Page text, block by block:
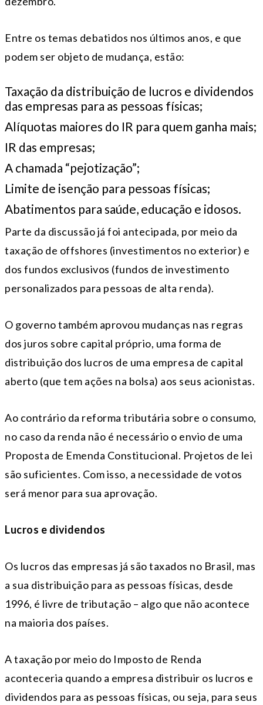
Entre os temas debatidos nos últimos anos, e que
podem ser objeto de mudança, estão:
Taxação da distribuição de lucros e dividendos
das empresas para as pessoas físicas;
Alíquotas maiores do IR para quem ganha mais;
IR das empresas;
A chamada “pejotização”;
Limite de isenção para pessoas físicas;
Abatimentos para saúde, educação e idosos.
Parte da discussão já foi antecipada, por meio da
taxação de offshores (investimentos no exterior) e
dos fundos exclusivos (fundos de investimento
personalizados para pessoas de alta renda).
O governo também aprovou mudanças nas regras
dos juros sobre capital próprio, uma forma de
distribuição dos lucros de uma empresa de capital
aberto (que tem ações na bolsa) aos seus acionistas.
Ao contrário da reforma tributária sobre o consumo,
no caso da renda não é necessário o envio de uma
Proposta de Emenda Constitucional. Projetos de lei
são suficientes. Com isso, a necessidade de votos
será menor para sua aprovação.
Lucros e dividendos
Os lucros das empresas já são taxados no Brasil, mas
a sua distribuição para as pessoas físicas, desde
1996, é livre de tributação – algo que não acontece
na maioria dos países.
A taxação por meio do Imposto de Renda
aconteceria quando a empresa distribuir os lucros e
dividendos para as pessoas físicas, ou seja, para seus